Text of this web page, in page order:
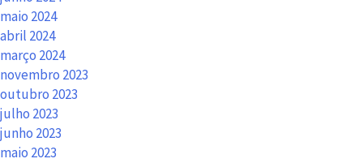
maio 2024
abril 2024
março 2024
novembro 2023
outubro 2023
julho 2023
junho 2023
maio 2023